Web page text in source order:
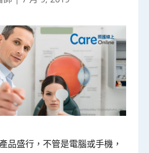
品盛行，不管是電腦或手機，